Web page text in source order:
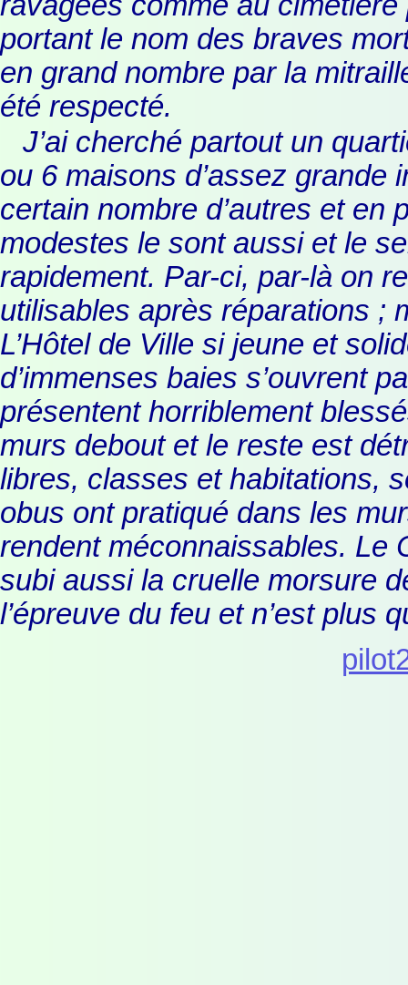
portant le nom des braves
en grand nombre par la
été respecté.
J’ai cherché partout un
ou 6 maisons d’assez grande
certain nombre d’autres et en
modestes le sont aussi et le
rapidement. Par-ci, par-là on
utilisables après réparations ;
L’Hôtel de Ville si jeune et
d’immenses baies s’ouvrent
présentent horriblement
murs debout et le reste est
libres, classes et habitations,
obus ont pratiqué dans les
rendent méconnaissables. Le
subi aussi la cruelle morsure
l’épreuve du feu et n’est plus